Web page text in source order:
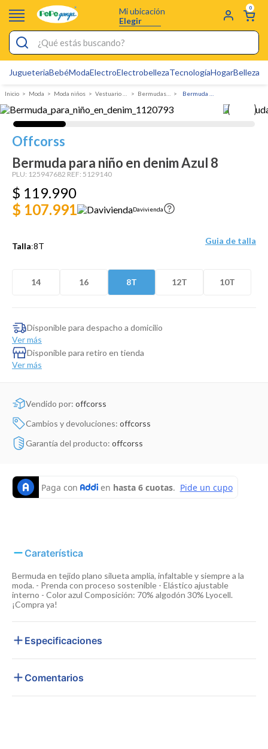
Mi ubicación
Elegir
0
¿Qué estás buscando?
JugueteriaBebéModaElectroElectrobellezaTecnologíaHogarBelleza
Moda Moda niños Vestuario Exterior Niño Bermudas y Pantalonetas
Offcorss
Bermuda para niño en denim Azul 8
PLU: 125947682 REF: 5129140
$ 119.990
$ 107.991
Davivienda
Talla:8T
Guia de talla
14 16 8T 12T 10T
Disponible para despacho a domicilio
Ver más
Disponible para retiro en tienda
Ver más
Vendido por: offcorss
Cambios y devoluciones: offcorss
Garantía del producto: offcorss
Caraterística
Bermuda en tejido plano silueta amplia, infaltable y siempre a la
moda. - Prenda con proceso sostenible - Elástico ajustable
interno - Color azul Composición: 70% algodón 30% Lyocell.
¡Compra ya!
Especificaciones
Comentarios
Pijamas
Electro
Figuras Toy Story
Carters
Silla Mecedora Bebé
Bebes
Cartas Pokemon